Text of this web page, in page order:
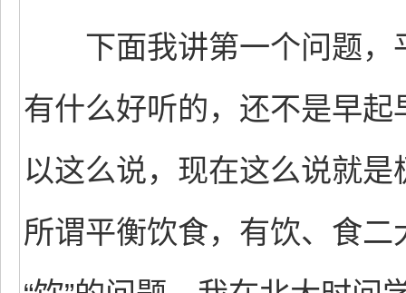
下面我讲第一个问题，
有什么好听的，还不是早
以这么说，现在这么说就
所谓平衡饮食，有饮、食